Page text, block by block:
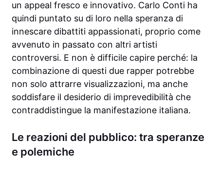
un appeal fresco e innovativo. Carlo Conti ha
quindi puntato su di loro nella speranza di
innescare dibattiti appassionati, proprio come
avvenuto in passato con altri artisti
controversi. E non è difficile capire perché: la
combinazione di questi due rapper potrebbe
non solo attrarre visualizzazioni, ma anche
soddisfare il desiderio di imprevedibilità che
contraddistingue la manifestazione italiana.
Le reazioni del pubblico: tra speranze
e polemiche